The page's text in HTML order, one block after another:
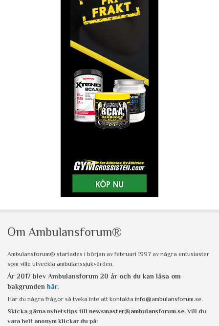
Om Ambulansforum®
Ambulansforum® startades i början av februari 1997 av några entusiaster
som ville utveckla ambulanssjukvården.
År 2017 blev Ambulansforum 20 år och du kan läsa om
bakgrunden här.
Har du några frågor så tveka inte att kontakta info@ambulansforum.se.
Skicka gärna nyhetstips till newsmaster@ambulansforum.se. Vill du
vara helt anonym klickar du på: